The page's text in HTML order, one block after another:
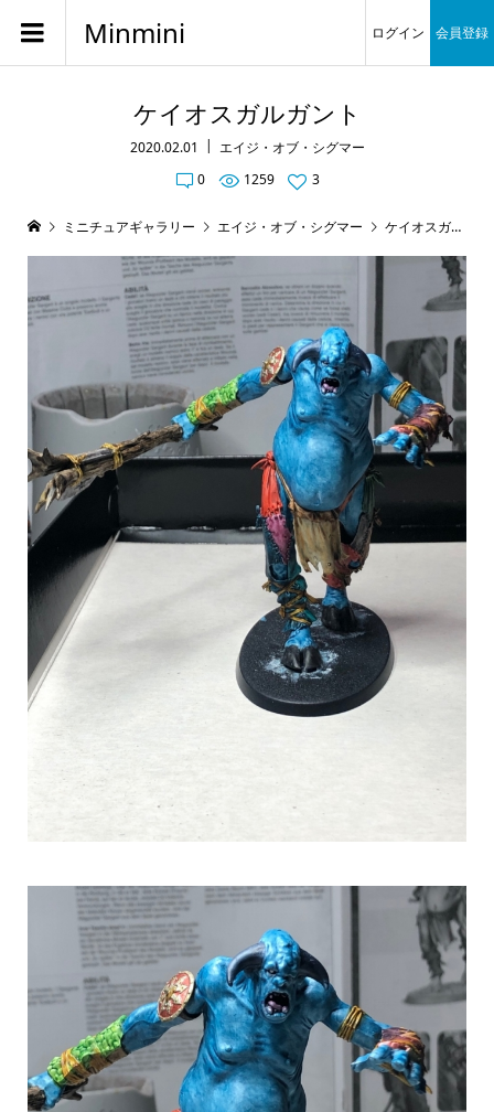
Minmini ログイン 会員登録
ケイオスガルガント
2020.02.01
エイジ・オブ・シグマー
0
1259 3
ミニチュアギャラリー エイジ・オブ・シグマー ケイオスガルガント